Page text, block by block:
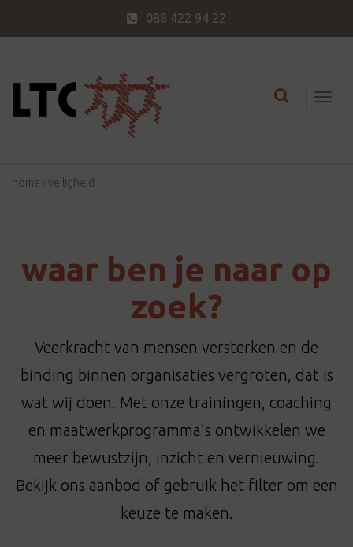
088 422 94 22
T
v
o
Toggle
home › veiligheid
waar ben je naar op
zoek?
Veerkracht van mensen versterken en de
binding binnen organisaties vergroten, dat is
wat wij doen. Met onze trainingen, coaching
en maatwerkprogramma’s ontwikkelen we
meer bewustzijn, inzicht en vernieuwing.
Bekijk ons aanbod of gebruik het filter om een
keuze te maken.